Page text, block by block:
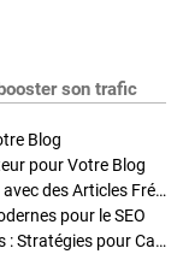
son trafic
Blog
pour Votre Blog
Stratégies de Publication : Boostez Votre Blog avec des Articles Fréquents et Exclusifs
pour le SEO
Enrichir Vos Articles avec des Contenus Riches : Stratégies pour Captiver et Optimiser